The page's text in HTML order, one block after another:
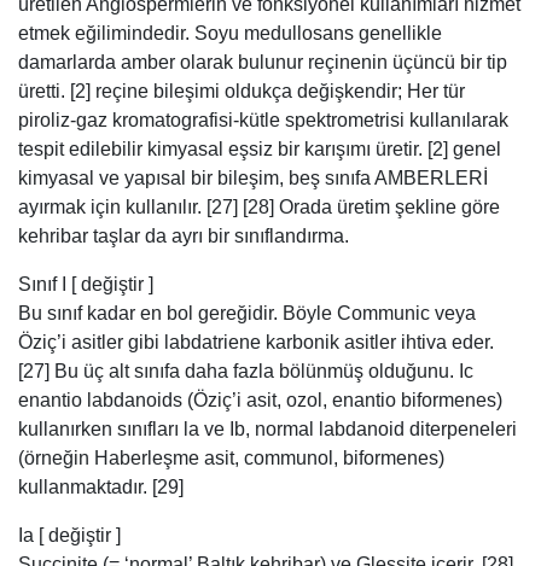
kehribar taşlar da ayrı bir sınıflandırma.
Sınıf I [ değiştir ]
Bu sınıf kadar en bol gereğidir. Böyle Communic veya
Öziç’i asitler gibi labdatriene karbonik asitler ihtiva eder.
[27] Bu üç alt sınıfa daha fazla bölünmüş olduğunu. Ic
enantio labdanoids (Öziç’i asit, ozol, enantio biformenes)
kullanırken sınıfları la ve Ib, normal labdanoid diterpeneleri
(örneğin Haberleşme asit, communol, biformenes)
Ia [ değiştir ]
Succinite (= ‘normal’ Baltık kehribar) ve Glessite içerir. [28]
Bir Communic asit baz var. Onlar da çok süksinik asidi
içerir. [27]
Baltic sarı kuru damıtma süksinik asit verimleri, oran% 8 ila
yaklaşık% 3 arasında değişen, ve soluk opak veya kemik
rahatsız edici dumanı bu asidin başlıca nedeni vardır.